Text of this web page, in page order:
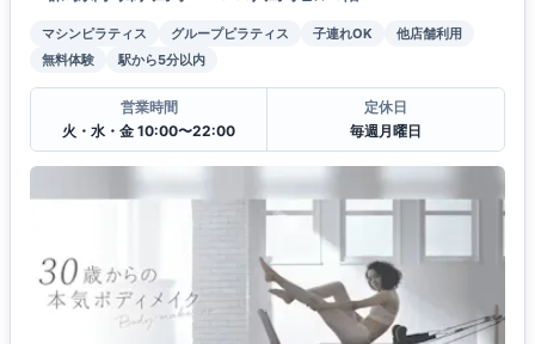
マシンピラティス グループピラティス 子連れOK
他店舗利用
無料体験
駅から5分以内
営業時間
火・水・金 10:00〜22:00
定休日
毎週月曜日